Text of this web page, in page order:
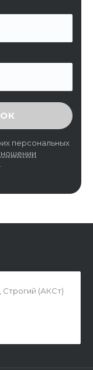
персональных
Строгий (АКСт)